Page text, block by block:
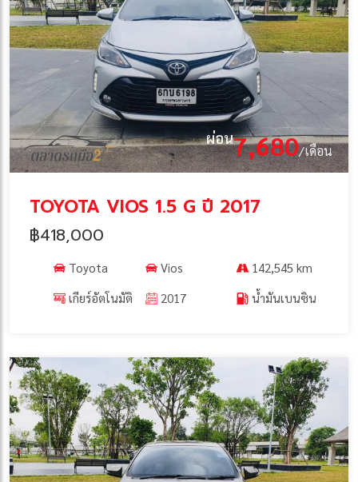
ผ่อน7,680/เดือน
TOYOTA VIOS 1.5 G ปี 2017
฿418,000
Toyota Vios
142,545 km
เกียร์อัตโนมัติ
2017 น้ำมันเบนซิน